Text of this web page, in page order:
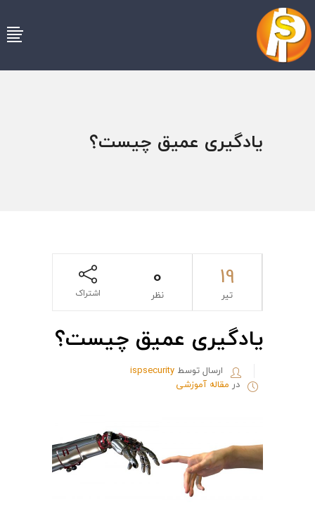
یادگیری عمیق چیست؟
19
تیر
0
نظر اشتراک
یادگیری عمیق چیست؟
ارسال توسط ispsecurity
در مقاله آموزشی